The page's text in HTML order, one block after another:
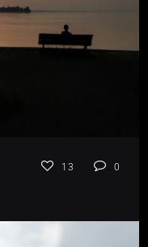
13 0